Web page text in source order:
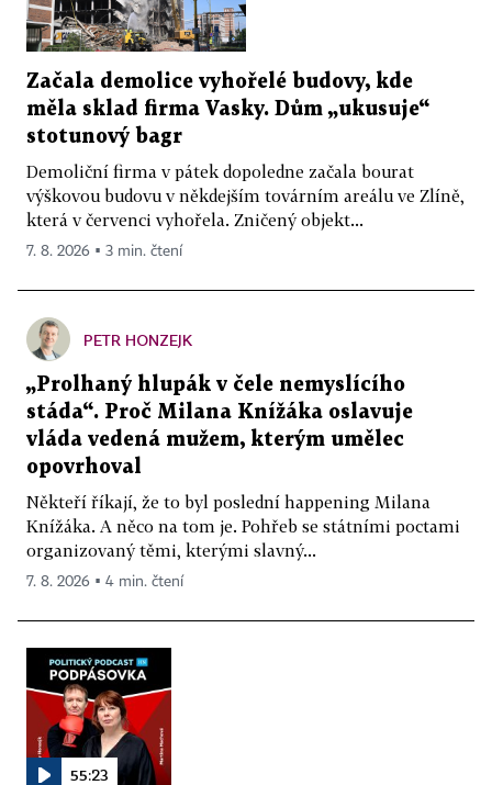
Začala demolice vyhořelé budovy, kde
měla sklad firma Vasky. Dům „ukusuje“
stotunový bagr
Demoliční firma v pátek dopoledne začala bourat
výškovou budovu v někdejším továrním areálu ve Zlíně,
která v červenci vyhořela. Zničený objekt...
7. 8. 2026 ▪ 3 min. čtení
PETR HONZEJK
„Prolhaný hlupák v čele nemyslícího
stáda“. Proč Milana Knížáka oslavuje
vláda vedená mužem, kterým umělec
opovrhoval
Někteří říkají, že to byl poslední happening Milana
Knížáka. A něco na tom je. Pohřeb se státními poctami
organizovaný těmi, kterými slavný...
7. 8. 2026 ▪ 4 min. čtení
55:23